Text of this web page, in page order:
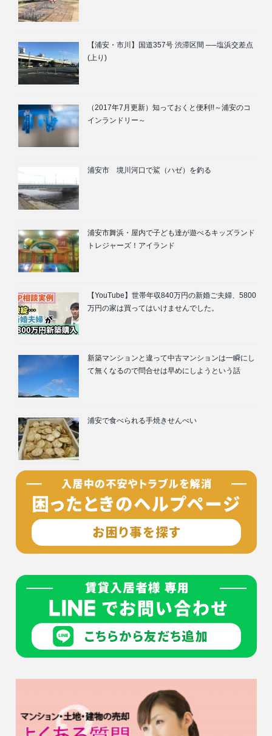
【浦安・市川】国道357号 渋滞区間 ──塩浜交差点
(上り)
（2017年7月更新）知っておくと便利!!～浦安のコ
インランドリー～
浦安市 境川河口で鯊（ハゼ）を釣る
浦安市舞浜・屋内で子ども達が遊べるキッズランド
トレジャーズ！アイランド
【YouTube】世帯年収840万円の新婚ご夫婦、5800
万円の家は買ってはいけませんでした。
新築マンションと違って中古マンションは一瞬にし
て無くなるので問合せは早めにしようという話
浦安で食べられる手焼きせんべい